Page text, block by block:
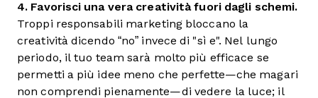
4. Favorisci una vera creatività fuori dagli schemi.
Troppi responsabili marketing bloccano la
creatività dicendo “no” invece di "sì e". Nel lungo
periodo, il tuo team sarà molto più efficace se
permetti a più idee meno che perfette—che magari
non comprendi pienamente—di vedere la luce; il